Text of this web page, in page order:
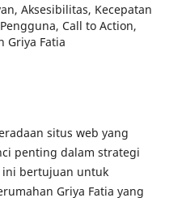
Aksesibilitas, Kecepatan
Call to Action,
Griya Fatia
situs web yang
penting dalam strategi
ini bertujuan untuk
Griya Fatia yang